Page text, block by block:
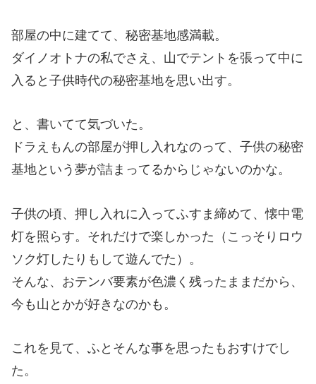
部屋の中に建てて、秘密基地感満載。
ダイノオトナの私でさえ、山でテントを張って中に
入ると子供時代の秘密基地を思い出す。
と、書いてて気づいた。
ドラえもんの部屋が押し入れなのって、子供の秘密
基地という夢が詰まってるからじゃないのかな。
子供の頃、押し入れに入ってふすま締めて、懐中電
灯を照らす。それだけで楽しかった（こっそりロウ
ソク灯したりもして遊んでた）。
そんな、おテンバ要素が色濃く残ったままだから、
今も山とかが好きなのかも。
これを見て、ふとそんな事を思ったもおすけでし
た。